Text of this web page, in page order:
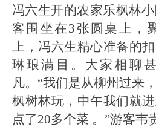
冯六生开的农家乐枫林
客围坐在3张圆桌上，
上，冯六生精心准备的
琳琅满目。大家相聊
凡。“我们是从柳州过来
枫树林玩，中午我们就
点了20多个菜 。”游客韦